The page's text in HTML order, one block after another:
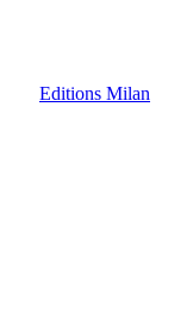
Editions Milan